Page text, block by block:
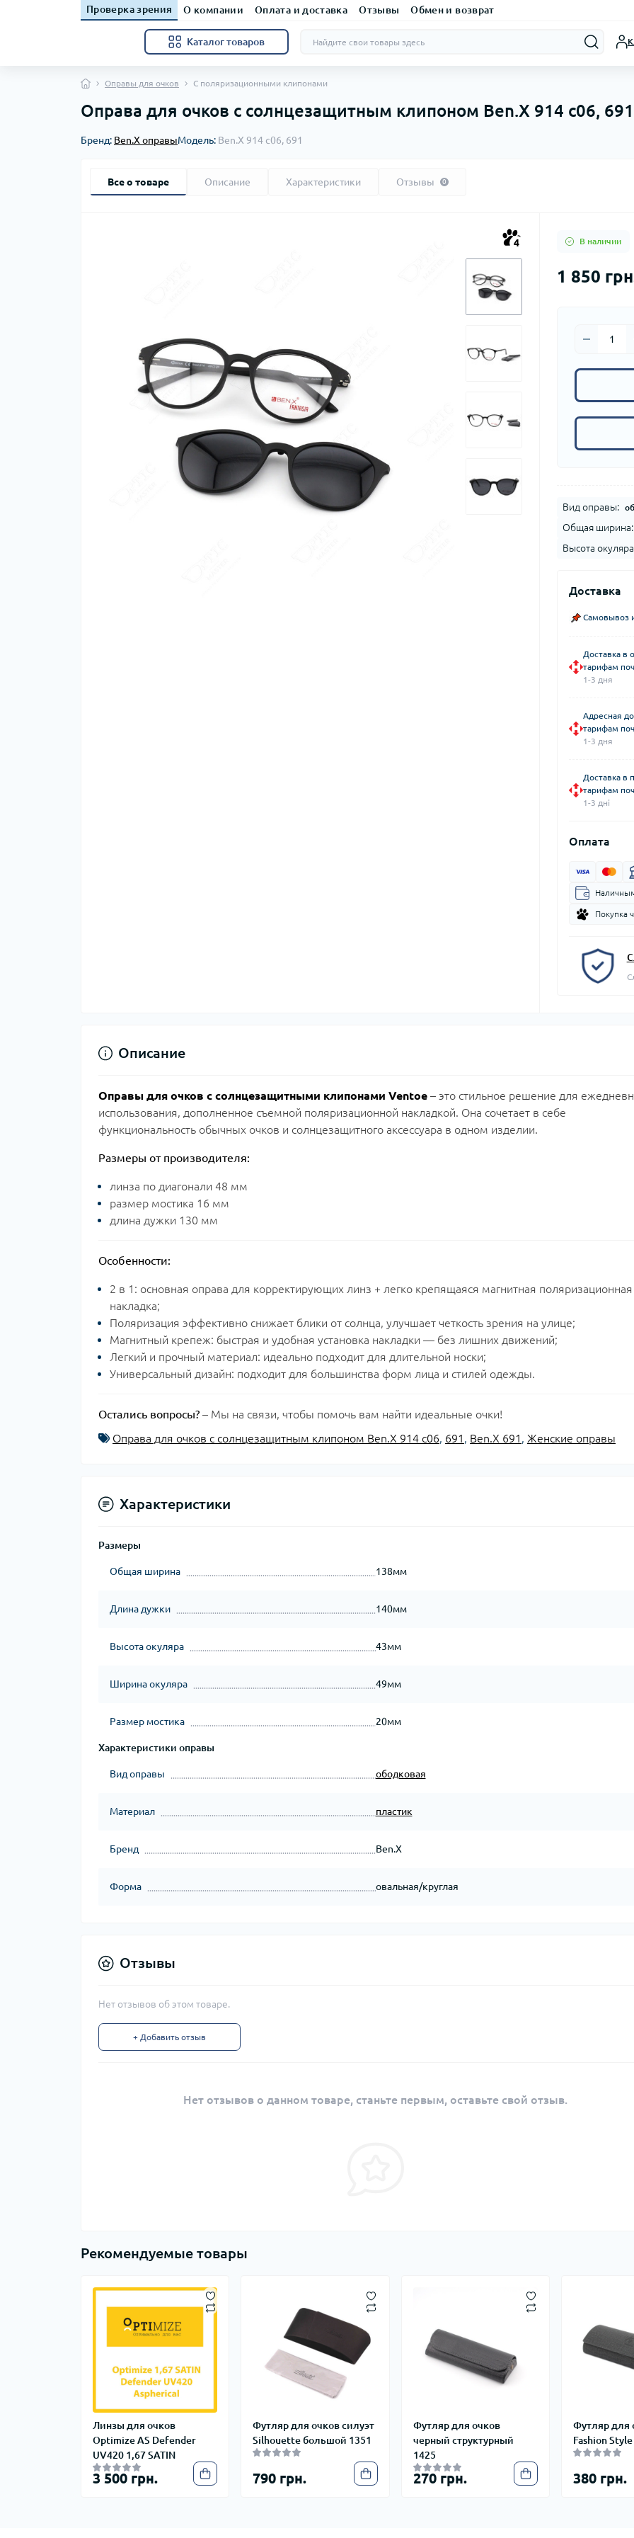
Проверка зрения О компании Оплата и доставка Отзывы Обмен и возврат
Каталог товаров
Оправы для очков С поляризационными клипонами
Оправа для очков с солнцезащитным клипоном Ben.X 914 с06, 691
Бренд: Ben.X оправыМодель: Ben.X 914 с06, 691
Все о товаре Описание Характеристики Отзывы 0
4 В наличии
1 850
Вид оправы:
Общая ширина:
Высота
Доставка
Самовывоз
Доставка в
тарифам
1-3 дня
Адресная
тарифам
1-3 дня
Доставка в
тарифам
1-3 дні
Оплата
Покупка
Описание
Оправы для очков с солнцезащитными клипонами Ventoe – это стильное решение для
использования, дополненное съемной поляризационной накладкой. Она сочетает в себе
функциональность обычных очков и солнцезащитного аксессуара в одном изделии.
Размеры от производителя:
линза по диагонали 48 мм
размер мостика 16 мм
длина дужки 130 мм
Особенности:
2 в 1: основная оправа для корректирующих линз + легко крепящаяся магнитная поляризационная
накладка;
Поляризация эффективно снижает блики от солнца, улучшает четкость зрения на улице;
Магнитный крепеж: быстрая и удобная установка накладки — без лишних движений;
Легкий и прочный материал: идеально подходит для длительной носки;
Универсальный дизайн: подходит для большинства форм лица и стилей одежды.
Остались вопросы? – Мы на связи, чтобы помочь вам найти идеальные очки!
Оправа для очков с солнцезащитным клипоном Ben.X 914 с06, 691 , Ben.X 691 , Женские оправы
Характеристики
Размеры
Общая ширина 138мм
Длина дужки 140мм
Высота окуляра 43мм
Ширина окуляра 49мм
Размер мостика 20мм
Характеристики оправы
Вид оправы ободковая
Материал пластик
Бренд Ben.X
Форма овальная/круглая
Отзывы
Нет отзывов об этом товаре.
+ Добавить отзыв
Нет отзывов о данном товаре, станьте первым, оставьте свой отзыв.
Рекомендуемые товары
Линзы для очков
Optimize AS Defender
UV420 1,67 SATIN
3 500 грн.
Футляр для очков силуэт
Silhouette большой 1351
790 грн.
Футляр для очков
черный структурный
1425
270 грн.
Футляр для
Fashion
380 грн.